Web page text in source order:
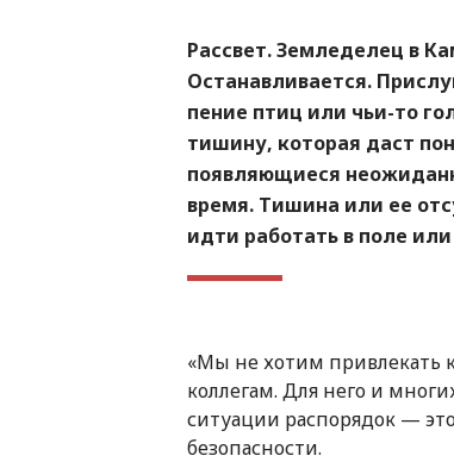
Рассвет. Земледелец в
Останавливается.
пение птиц или чьи-то
тишину, которая даст
появляющиеся
время. Тишина или ее
идти работать в поле
«Мы не хотим привлекать
коллегам. Для него и
ситуации распорядок —
безопасности.